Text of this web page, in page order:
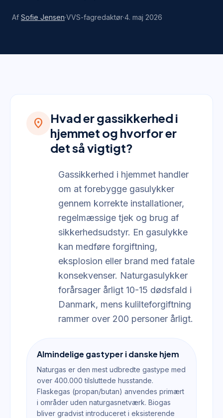
Af Sofie Jensen·VVS-fagredaktør·4. maj 2026
location_on
Hvad er gassikkerhed i
hjemmet og hvorfor er
det så vigtigt?
Gassikkerhed i hjemmet handler
om at forebygge gasulykker
gennem korrekte installationer,
regelmæssige tjek og brug af
sikkerhedsudstyr. En gasulykke
kan medføre forgiftning,
eksplosion eller brand med fatale
konsekvenser. Naturgasulykker
forårsager årligt 10-15 dødsfald i
Danmark, mens kulilteforgiftning
rammer over 200 personer årligt.
Almindelige gastyper i danske hjem
Naturgas er den mest udbredte gastype med
over 400.000 tilsluttede husstande.
Flaskegas (propan/butan) anvendes primært
i områder uden naturgasnetværk. Biogas
bliver gradvist introduceret i eksisterende